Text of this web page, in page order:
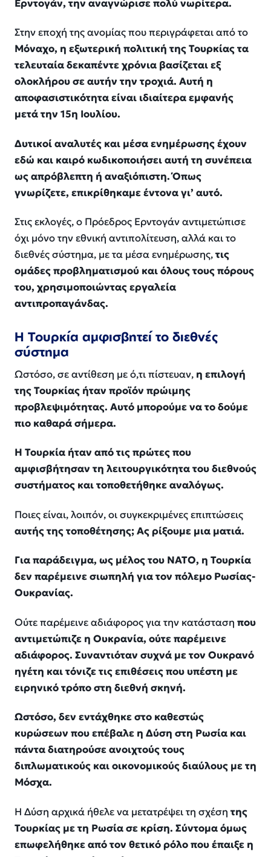
Ερντογάν, την αναγνώρισε πολύ νωρίτερα.
Στην εποχή της ανομίας που περιγράφεται από το
Μόναχο, η εξωτερική πολιτική της Τουρκίας τα
τελευταία δεκαπέντε χρόνια βασίζεται εξ
ολοκλήρου σε αυτήν την τροχιά. Αυτή η
αποφασιστικότητα είναι ιδιαίτερα εμφανής
μετά την 15η Ιουλίου.
Δυτικοί αναλυτές και μέσα ενημέρωσης έχουν
εδώ και καιρό κωδικοποιήσει αυτή τη συνέπεια
ως απρόβλεπτη ή αναξιόπιστη. Όπως
γνωρίζετε, επικρίθηκαμε έντονα γι’ αυτό.
Στις εκλογές, ο Πρόεδρος Ερντογάν αντιμετώπισε
όχι μόνο την εθνική αντιπολίτευση, αλλά και το
διεθνές σύστημα, με τα μέσα ενημέρωσης,τις
ομάδες προβληματισμού και όλους τους πόρους
του, χρησιμοποιώντας εργαλεία
αντιπροπαγάνδας.
Η Τουρκία αμφισβητεί το διεθνές
σύστημα
Ωστόσο, σε αντίθεση με ό,τι πίστευαν, η επιλογή
της Τουρκίας ήταν προϊόν πρώιμης
προβλεψιμότητας. Αυτό μπορούμε να το δούμε
πιο καθαρά σήμερα.
Η Τουρκία ήταν από τις πρώτες που
αμφισβήτησαν τη λειτουργικότητα του διεθνούς
συστήματος και τοποθετήθηκε αναλόγως.
Ποιες είναι, λοιπόν, οι συγκεκριμένες επιπτώσεις
αυτής της τοποθέτησης; Ας ρίξουμε μια ματιά.
Για παράδειγμα, ως μέλος του ΝΑΤΟ, η Τουρκία
δεν παρέμεινε σιωπηλή για τον πόλεμο Ρωσίας-
Ουκρανίας.
Ούτε παρέμεινε αδιάφορος για την κατάσταση που
αντιμετώπιζε η Ουκρανία, ούτε παρέμεινε
αδιάφορος. Συναντιόταν συχνά με τον Ουκρανό
ηγέτη και τόνιζε τις επιθέσεις που υπέστη με
ειρηνικό τρόπο στη διεθνή σκηνή.
Ωστόσο, δεν εντάχθηκε στο καθεστώς
κυρώσεων που επέβαλε η Δύση στη Ρωσία και
πάντα διατηρούσε ανοιχτούς τους
διπλωματικούς και οικονομικούς διαύλους με τη
Μόσχα.
Η Δύση αρχικά ήθελε να μετατρέψει τη σχέση της
Τουρκίας με τη Ρωσία σε κρίση. Σύντομα όμως
επωφελήθηκε από τον θετικό ρόλο που έπαιξε η